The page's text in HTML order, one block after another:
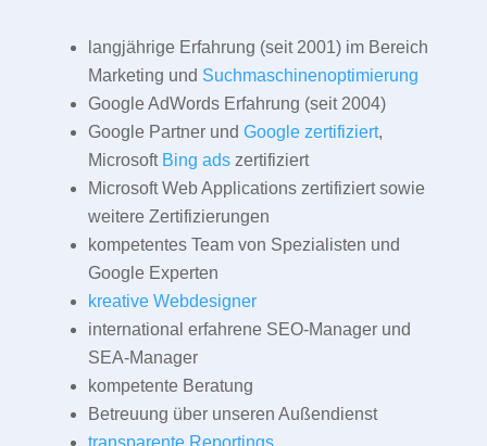
langjährige Erfahrung (seit 2001) im Bereich
Marketing und Suchmaschinenoptimierung
Google AdWords Erfahrung (seit 2004)
Google Partner und Google zertifiziert,
Microsoft Bing adszertifiziert
Microsoft Web Applications zertifiziert sowie
weitere Zertifizierungen
kompetentes Team von Spezialisten und
Google Experten
kreative Webdesigner
international erfahrene SEO-Manager und
SEA-Manager
kompetente Beratung
Betreuung über unseren Außendienst
transparente Reportings